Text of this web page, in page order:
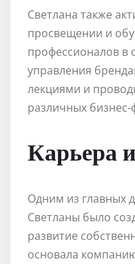
Светлана также
просвещении и
профессионалов в
управления
лекциями и
различных
Карьера
Одним из главных
Светланы было
развитие
основала